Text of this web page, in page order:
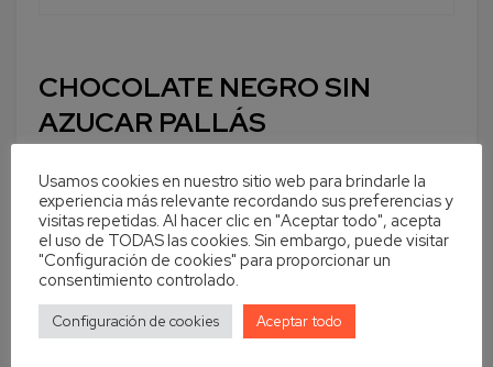
CHOCOLATE NEGRO SIN
AZUCAR PALLÁS
Cantidad En stock
Añadir al carrito
Usamos cookies en nuestro sitio web para brindarle la
experiencia más relevante recordando sus preferencias y
visitas repetidas. Al hacer clic en "Aceptar todo", acepta
el uso de TODAS las cookies. Sin embargo, puede visitar
"Configuración de cookies" para proporcionar un
consentimiento controlado.
Configuración de cookies Aceptar todo